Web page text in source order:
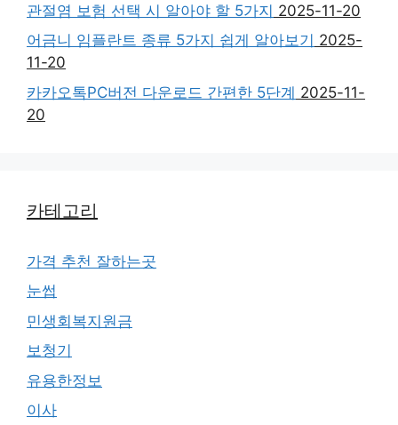
관절염 보험 선택 시 알아야 할 5가지 2025-11-20
어금니 임플란트 종류 5가지 쉽게 알아보기 2025-
11-20
카카오톡PC버전 다운로드 간편한 5단계 2025-11-
20
카테고리
가격 추천 잘하는곳
눈썹
민생회복지원금
보청기
유용한정보
이사